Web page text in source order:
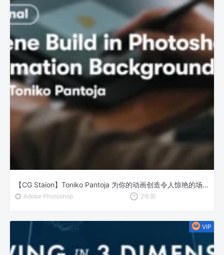
【CG Staion】Toniko Pantoja 为你的动画创造令人惊艳的场景
Adobe Photoshop 2年前